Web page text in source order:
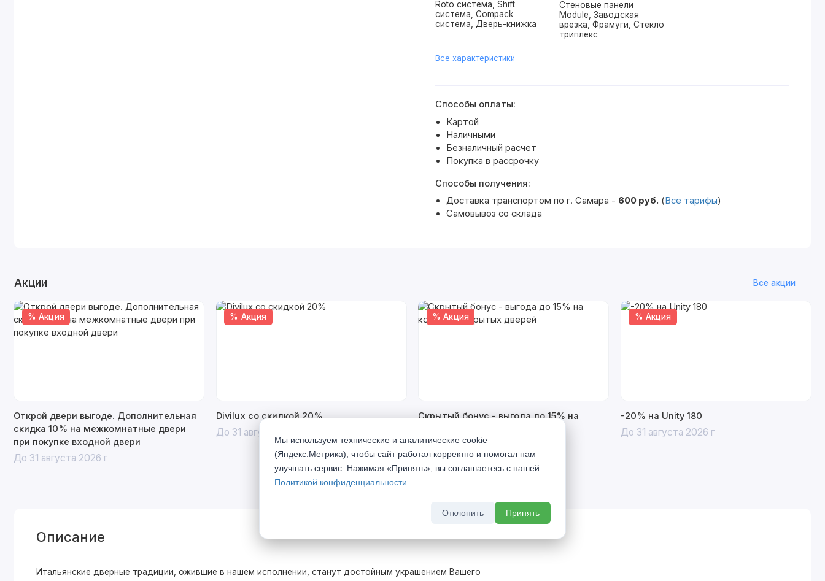
Roto система, Shift
система, Compack
система, Дверь-книжка
Стеновые панели
Module, Заводская
врезка, Фрамуги, Стекло
триплекс
Все характеристики
Способы оплаты:
Картой
Наличными
Безналичный расчет
Покупка в рассрочку
Способы получения:
Доставка транспортом по г. Самара - 600 руб. (Все тарифы)
Самовывоз со склада
Акции Все акции
% Акция
Открой двери выгоде. Дополнительная
скидка 10% на межкомнатные двери
при покупке входной двери
До 31 августа 2026 г
% Акция
Divilux со скидкой 20%
До 31 августа 2026 г
% Акция
Скрытый бонус - выгода до 15% на
До 31 августа 2026 г
% Акция
-20% на Unity 180
До 31 августа 2026 г
Описание
Итальянские дверные традиции, ожившие в нашем исполнении, станут достойным украшением Вашего
Мы используем технические и аналитические cookie
(Яндекс.Метрика), чтобы сайт работал корректно и помогал нам
улучшать сервис. Нажимая «Принять», вы соглашаетесь с нашей
Политикой конфиденциальности
Отклонить Принять